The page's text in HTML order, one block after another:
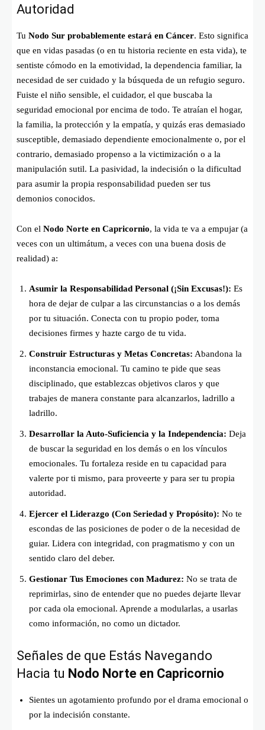
Autoridad
Tu Nodo Sur probablemente estará en Cáncer. Esto significa
que en vidas pasadas (o en tu historia reciente en esta vida), te
sentiste cómodo en la emotividad, la dependencia familiar, la
necesidad de ser cuidado y la búsqueda de un refugio seguro.
Fuiste el niño sensible, el cuidador, el que buscaba la
seguridad emocional por encima de todo. Te atraían el hogar,
la familia, la protección y la empatía, y quizás eras demasiado
susceptible, demasiado dependiente emocionalmente o, por el
contrario, demasiado propenso a la victimización o a la
manipulación sutil. La pasividad, la indecisión o la dificultad
para asumir la propia responsabilidad pueden ser tus
demonios conocidos.
Con el Nodo Norte en Capricornio, la vida te va a empujar (a
veces con un ultimátum, a veces con una buena dosis de
realidad) a:
Asumir la Responsabilidad Personal (¡Sin Excusas!): Es
hora de dejar de culpar a las circunstancias o a los demás
por tu situación. Conecta con tu propio poder, toma
decisiones firmes y hazte cargo de tu vida.
Construir Estructuras y Metas Concretas: Abandona la
inconstancia emocional. Tu camino te pide que seas
disciplinado, que establezcas objetivos claros y que
trabajes de manera constante para alcanzarlos, ladrillo a
ladrillo.
Desarrollar la Auto-Suficiencia y la Independencia: Deja
de buscar la seguridad en los demás o en los vínculos
emocionales. Tu fortaleza reside en tu capacidad para
valerte por ti mismo, para proveerte y para ser tu propia
autoridad.
Ejercer el Liderazgo (Con Seriedad y Propósito): No te
escondas de las posiciones de poder o de la necesidad de
guiar. Lidera con integridad, con pragmatismo y con un
sentido claro del deber.
Gestionar Tus Emociones con Madurez: No se trata de
reprimirlas, sino de entender que no puedes dejarte llevar
por cada ola emocional. Aprende a modularlas, a usarlas
como información, no como un dictador.
Señales de que Estás Navegando
Hacia tu Nodo Norte en Capricornio
Sientes un agotamiento profundo por el drama emocional o
por la indecisión constante.